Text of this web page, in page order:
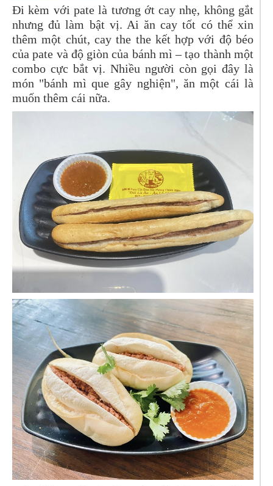
Đi kèm với pate là tương ớt cay nhẹ, không gắt
nhưng đủ làm bật vị. Ai ăn cay tốt có thể xin
thêm một chút, cay the the kết hợp với độ béo
của pate và độ giòn của bánh mì – tạo thành một
combo cực bắt vị. Nhiều người còn gọi đây là
món "bánh mì que gây nghiện", ăn một cái là
muốn thêm cái nữa.